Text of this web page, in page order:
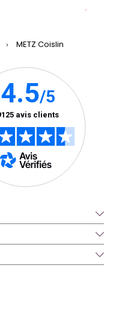
METZ Coislin